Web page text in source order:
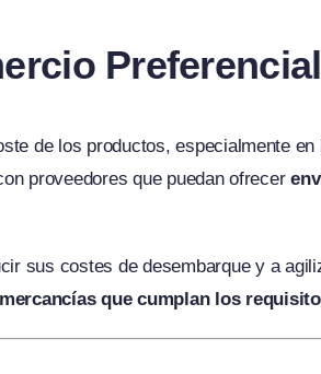
de los productos, especialmente
proveedores que puedan ofrecer
sus costes de desembarque y a
que cumplan los